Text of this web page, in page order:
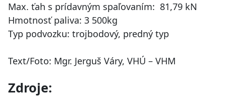
Max. ťah s prídavným spaľovaním: 81,79 kN
Hmotnosť paliva: 3 500kg
Typ podvozku: trojbodový, predný typ
Text/Foto: Mgr. Jerguš Váry, VHÚ – VHM
Zdroje: